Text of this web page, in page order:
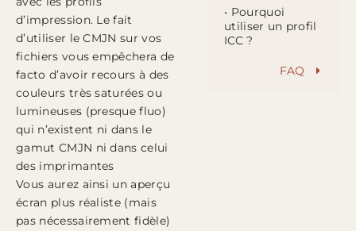
d’impression. Le fait
d’utiliser le CMJN sur vos
fichiers vous empêchera de
facto d’avoir recours à des
couleurs très saturées ou
lumineuses (presque fluo)
qui n’existent ni dans le
gamut CMJN ni dans celui
des imprimantes
Vous aurez ainsi un aperçu
écran plus réaliste (mais
pas nécessairement fidèle)
• Pourquoi
utiliser un profil
ICC ?
FAQ